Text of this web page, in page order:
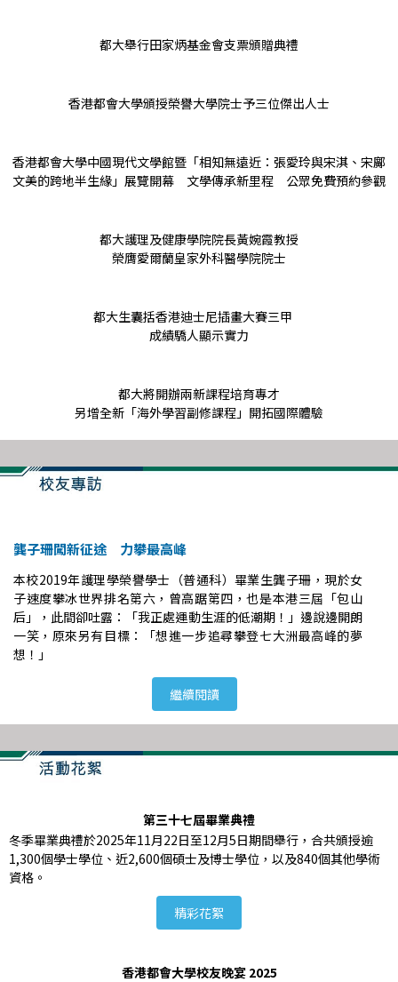
都大舉行田家炳基金會支票頒贈典禮
香港都會大學頒授榮譽大學院士予三位傑出人士
香港都會大學中國現代文學館暨「相知無遠近：張愛玲與宋淇、宋鄺
文美的跨地半生緣」展覽開幕 文學傳承新里程 公眾免費預約參觀
都大護理及健康學院院長黃婉霞教授
榮膺愛爾蘭皇家外科醫學院院士
都大生囊括香港迪士尼插畫大賽三甲
成績驕人顯示實力
都大將開辦兩新課程培育專才
另增全新「海外學習副修課程」開拓國際體驗
龔子珊闖新征途 力攀最高峰
本校2019年護理學榮譽學士（普通科）畢業生龔子珊，現於女
子速度攀冰世界排名第六，曾高踞第四，也是本港三屆「包山
后」，此間卻吐露：「我正處運動生涯的低潮期！」邊說邊開朗
一笑，原來另有目標：「想進一步追尋攀登七大洲最高峰的夢
想！」
繼續閱讀
第三十七屆畢業典禮
冬季畢業典禮於2025年11月22日至12月5日期間舉行，合共頒授逾
1,300個學士學位、近2,600個碩士及博士學位，以及840個其他學術
資格。
精彩花絮
香港都會大學校友晚宴 2025